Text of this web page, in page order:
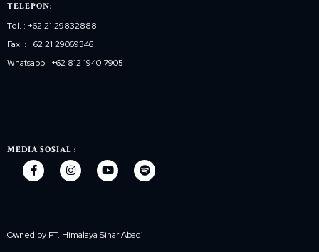
TELEPON:
Tel. : +62 21 29832888
Fax. : +62 21 29069346
Whatsapp : +62 812 1940 7905
MEDIA SOSIAL :
Owned by PT. Himalaya Sinar Abadi